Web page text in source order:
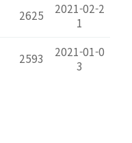
2625
2021-02-2
1
2593
2021-01-0
3